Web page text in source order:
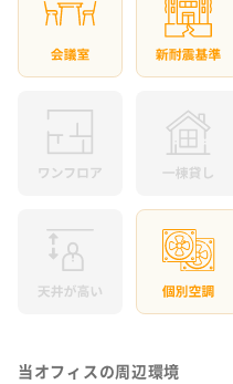
当オフィスの周辺環境